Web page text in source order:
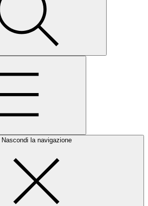
Nascondi la navigazione